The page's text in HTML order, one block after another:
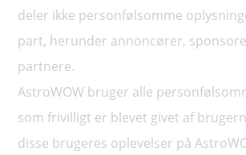
deler ikke personfølsomme
part, herunder annoncører,
partnere.
AstroWOW bruger alle
som frivilligt er blevet givet af
disse brugeres oplevelser på